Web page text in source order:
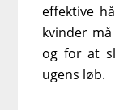
effektive
kvinder
og for at
ugens løb.